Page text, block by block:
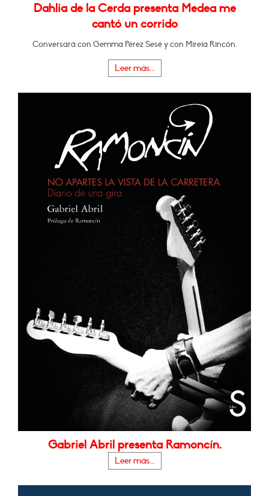
Dahlia de la Cerda presenta Medea me
cantó un corrido
Conversará con Gemma Pérez Sesé y con Mireia Rincón.
Leer más...
Gabriel Abril presenta Ramoncín.
Leer más...